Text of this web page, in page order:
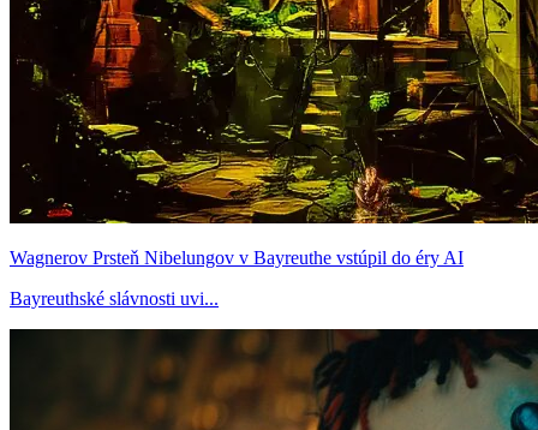
Wagnerov Prsteň Nibelungov v Bayreuthe vstúpil do éry AI
Bayreuthské slávnosti uvi...